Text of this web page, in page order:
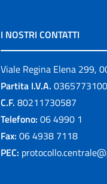
I NOSTRI CONTATTI
Viale Regina Elena 299,
Partita I.V.A.
C.F. 80211730587
Telefono: 06 4990 1
Fax: 06 4938 7118
PEC: